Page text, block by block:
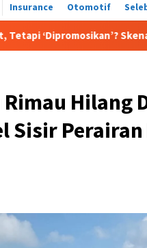
Insurance Otomotif
Skenario Soft Landing
Rimau Hilang
Sisir